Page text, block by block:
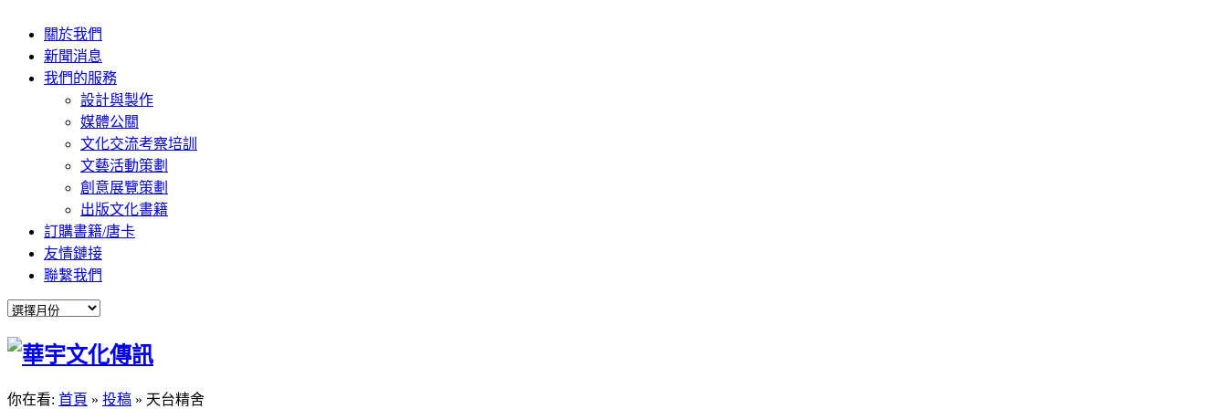
關於我們
新聞消息
我們的服務
設計與製作
媒體公關
文化交流考察培訓
文藝活動策劃
創意展覽策劃
出版文化書籍
訂購書籍/唐卡
友情鏈接
聯繫我們
你在看: 首頁 » 投稿 » 天台精舍